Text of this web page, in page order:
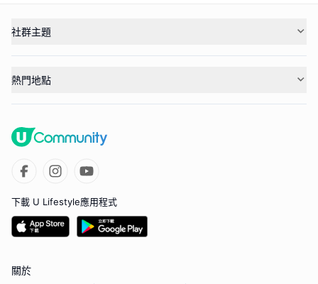
社群主題
熱門地點
下載 U Lifestyle應用程式
關於